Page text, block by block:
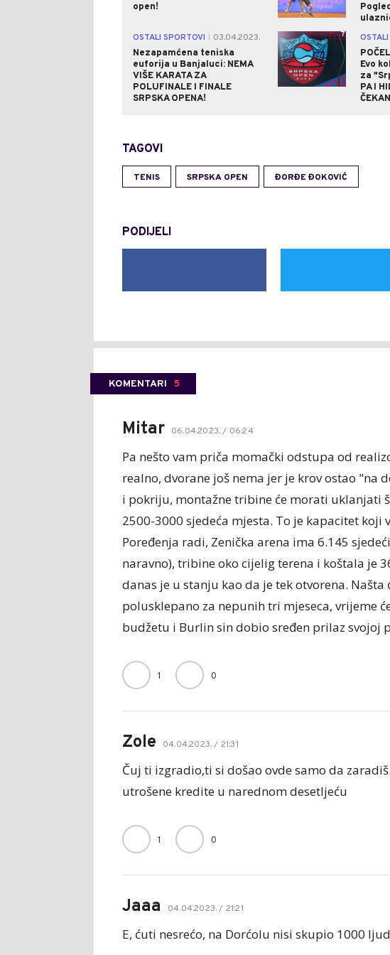
open!
OSTALI SPORTOVI
03.04.2023.
Nezapamćena teniska
euforija u Banjaluci: NEMA
VIŠE KARATA ZA
POLUFINALE I FINALE
SRPSKA OPENA!
7
Evo
za
PA I
TAGOVI
TENIS SRPSKA OPEN ĐORĐE ĐOKOVIĆ
PODIJELI
KOMENTARI 5
Mitar 06.04.2023. / 06:24
Pa nešto vam priča momački odstupa od
realno, dvorane još nema jer je krov ostao "na
i pokriju, montažne tribine će morati uklanjati
2500-3000 sjedeća mjesta. To je kapacitet koji
Poređenja radi, Zenička arena ima 6.145
naravno), tribine oko cijelig terena i koštala je
danas je u stanju kao da je tek otvorena.
polusklepano za nepunih tri mjeseca, vrijeme
budžetu i Burlin sin dobio sređen prilaz svojoj
1 0
Zole 04.04.2023. / 21:31
Čuj ti izgradio,ti si došao ovde samo da
utrošene kredite u narednom desetljeću
1 0
Jaaa 04.04.2023. / 21:21
E, ćuti nesrećo, na Dorćolu nisi skupio 1000